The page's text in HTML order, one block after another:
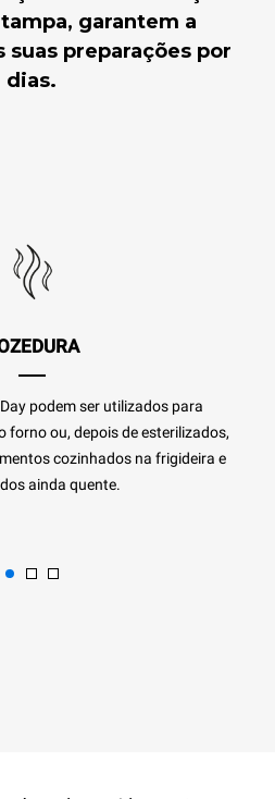
garantem a
suas preparações por
dias.
podem ser utilizados para
forno ou, depois de esterilizados,
cozinhados na frigideira e
ainda quente.